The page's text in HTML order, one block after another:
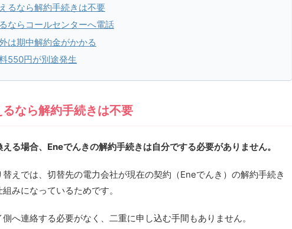
るなら解約手続きは不要
ならコールセンターへ電話
は期中解約金がかかる
550円が別途発生
なら解約手続きは不要
る場合、Eneでんきの解約手続きは自分でする必要がありません。
えでは、切替先の電力会社が現在の契約（Eneでんき）の解約手続き
みになっているためです。
へ連絡する必要がなく、二重に申し込む手間もありません。